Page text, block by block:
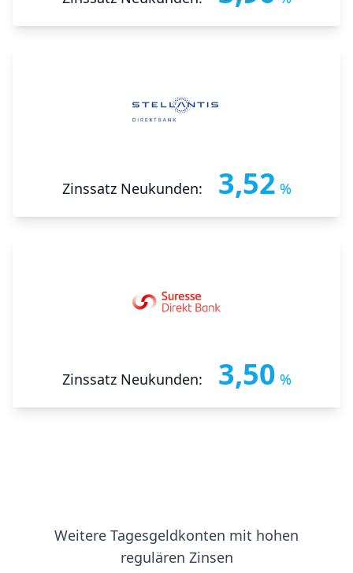
Zinssatz Neukunden: 3,52 %
Zinssatz Neukunden: 3,50 %
Weitere Tagesgeldkonten mit hohen
regulären Zinsen